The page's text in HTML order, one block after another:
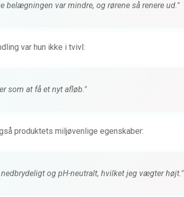
belægningen var mindre, og rørene så renere ud."
var hun ikke i tvivl:
som at få et nyt afløb."
produktets miljøvenlige egenskaber:
nedbrydeligt og pH-neutralt, hvilket jeg vægter højt."